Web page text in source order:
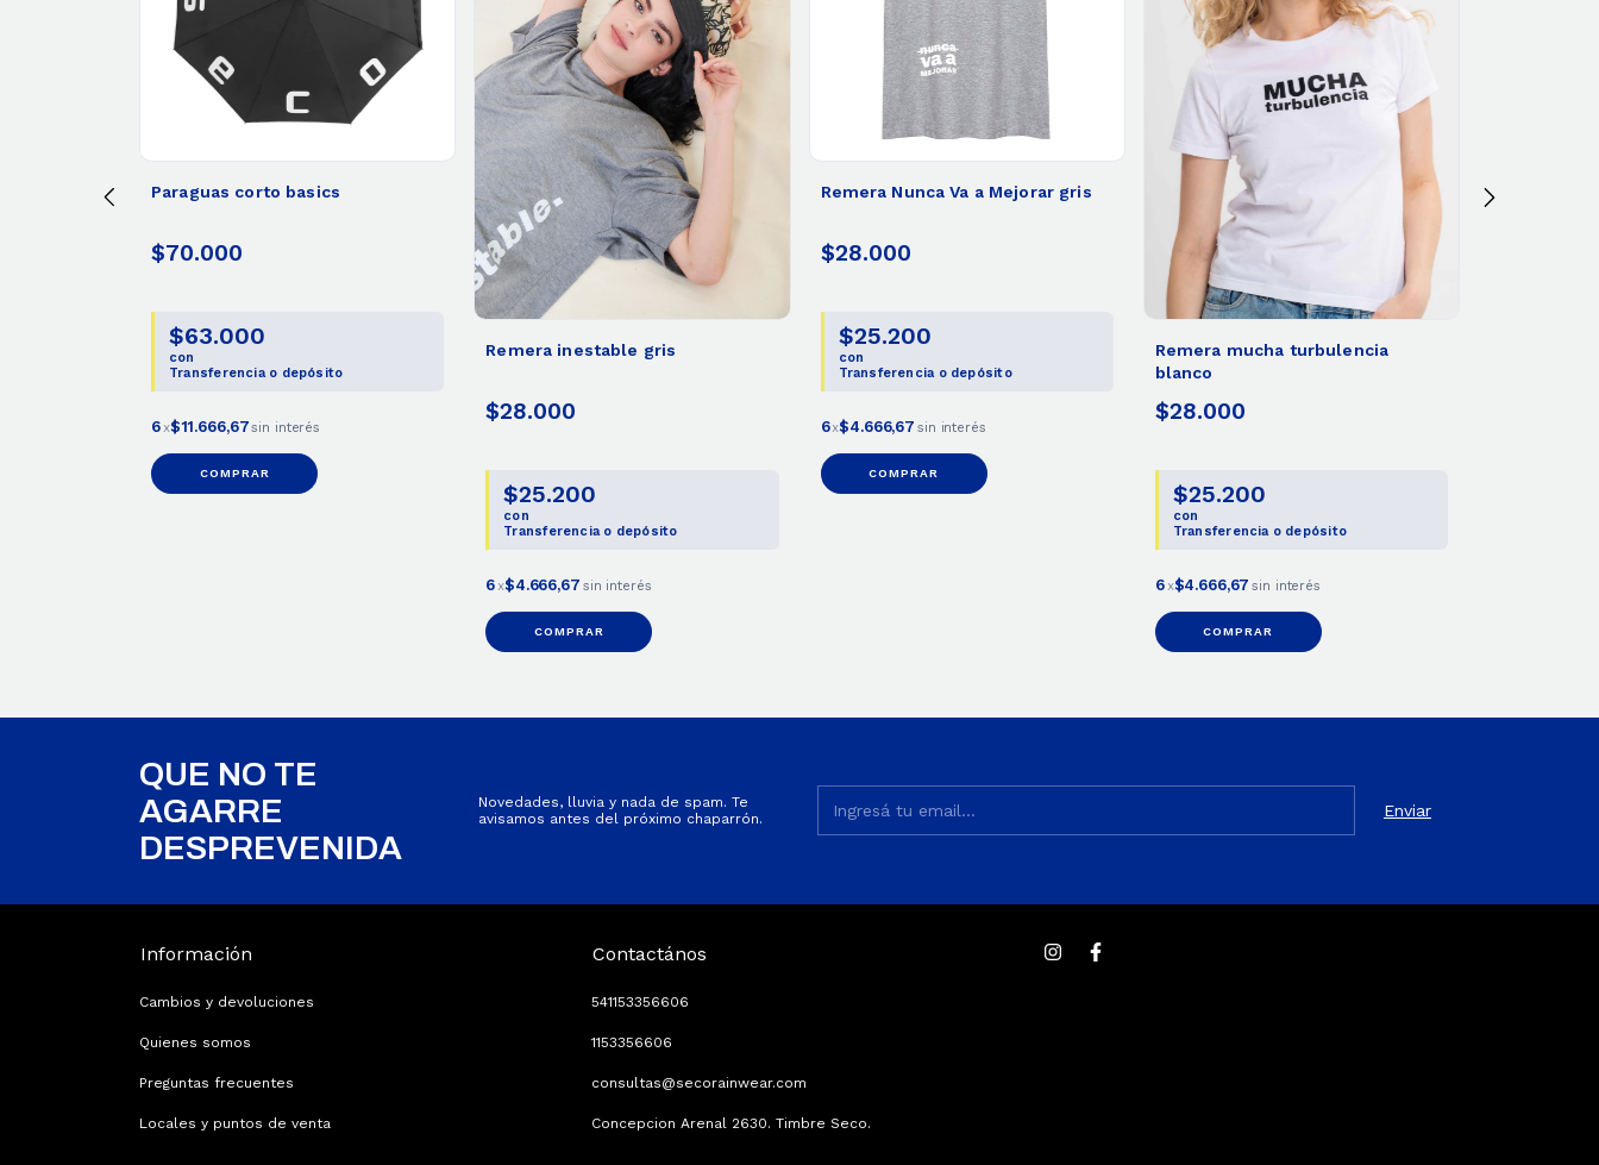
Paraguas corto basics
$70.000
$63.000
con
Transferencia o depósito
6 x$11.666,67sin interés
COMPRAR
Remera inestable gris
$28.000
$25.200
con
Transferencia o depósito
6 x$4.666,67 sin interés
COMPRAR
Remera Nunca Va a Mejorar gris
$28.000
$25.200
con
Transferencia o depósito
6x$4.666,67 sin interés
COMPRAR
Remera mucha turbulencia
blanco
$28.000
$25.200
con
Transferencia o depósito
6 x$4.666,67 sin interés
COMPRAR
Remera
QUE NO TE
AGARRE
DESPREVENIDA
Novedades, lluvia y nada de spam. Te
avisamos antes del próximo chaparrón.
Información
Cambios y devoluciones
Quienes somos
Preguntas frecuentes
Locales y puntos de venta
Contactános
541153356606
1153356606
consultas@secorainwear.com
Concepcion Arenal 2630. Timbre Seco.